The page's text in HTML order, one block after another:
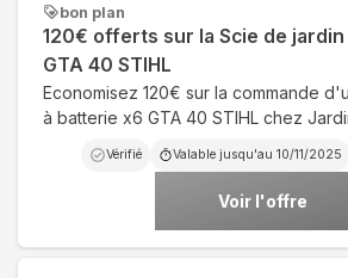
bon plan
120€ offerts sur la Scie de
GTA 40 STIHL
Economisez 120€ sur la commande
à batterie x6 GTA 40 STIHL chez
Vérifié Valable jusqu'au 10/11/2025
Voir l'offre